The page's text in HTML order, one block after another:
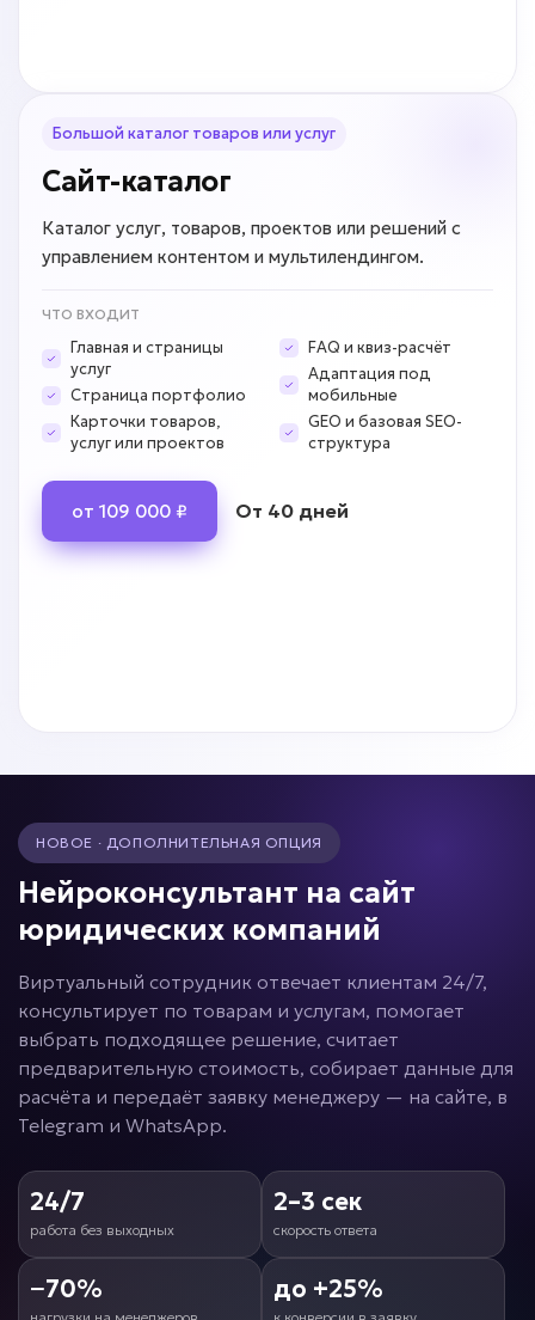
Большой каталог товаров или услуг
Сайт-каталог
Каталог услуг, товаров, проектов или решений с
управлением контентом и мультилендингом.
ЧТО ВХОДИТ
Главная и страницы
услуг
Страница портфолио
Карточки товаров,
услуг или проектов
FAQ и квиз-расчёт
Адаптация под
мобильные
GEO и базовая SEO-
структура
от 109 000 ₽ От 40 дней
НОВОЕ · ДОПОЛНИТЕЛЬНАЯ ОПЦИЯ
Нейроконсультант на сайт
юридических компаний
Виртуальный сотрудник отвечает клиентам 24/7,
консультирует по товарам и услугам, помогает
выбрать подходящее решение, считает
предварительную стоимость, собирает данные для
расчёта и передаёт заявку менеджеру — на сайте, в
Telegram и WhatsApp.
24/7
работа без выходных
2–3 сек
скорость ответа
−70% до +25%